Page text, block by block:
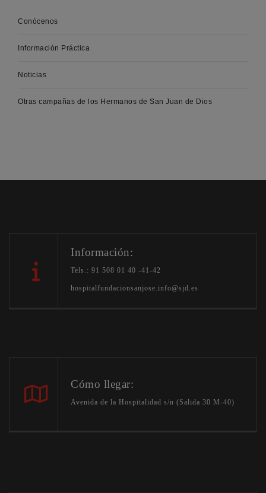
Conócenos
Información Práctica
Noticias
Otras campañas de los Hermanos de San Juan de Dios
Información:
Tels.: 91 508 01 40 -41-42
hospitalfundacionsanjose.info@sjd.es
Cómo llegar:
Avenida de la Hospitalidad s/n (Salida 30 M-40)